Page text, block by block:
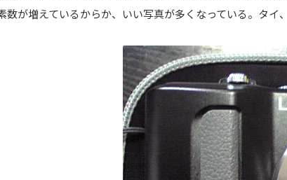
数が増えているからか、いい写真が多くなっている。タイ